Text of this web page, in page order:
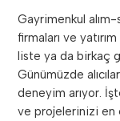
Gayrimenkul alım-
firmaları ve
liste ya da birkaç
Günümüzde
deneyim arıyor.
ve projelerinizi en